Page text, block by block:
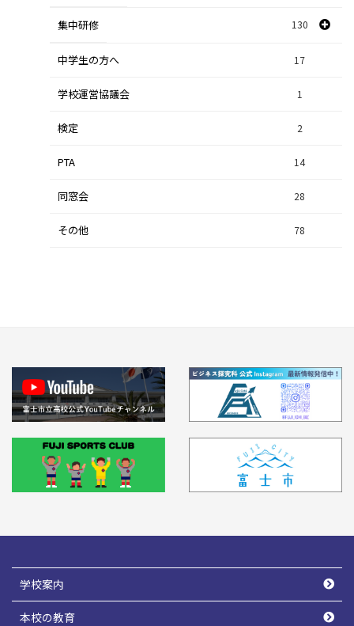
人文探究 9
探究研修 28
集中研修 130
集中研修（スポーツ探究科） 36
集中研修（ビジネス探究科） 56
集中研修（総合探究科） 37
中学生の方へ 17
学校運営協議会 1
検定 2
PTA 14
同窓会 28
その他 78
学校案内
本校の教育